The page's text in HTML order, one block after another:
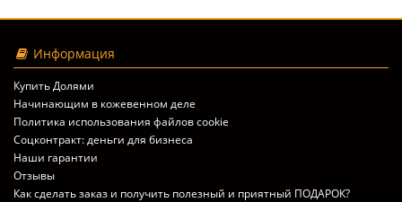
Информация
Купить Долями
Начинающим в кожевенном деле
Политика использования файлов cookie
Соцконтракт: деньги для бизнеса
Наши гарантии
Отзывы
Как сделать заказ и получить полезный и приятный ПОДАРОК?